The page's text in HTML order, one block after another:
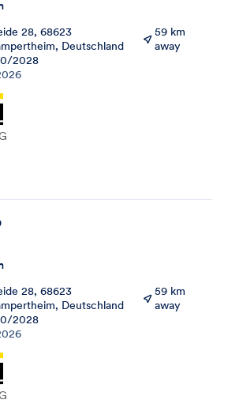
28, 68623
Deutschland
59 km
away
2028
28, 68623
Deutschland
59 km
away
2028